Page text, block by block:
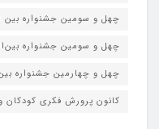
چهل و سومین جشنواره بین
چهل و سومین جشنواره
چهل و چهارمین جشنواره بین
کانون پرورش فکری کودکان